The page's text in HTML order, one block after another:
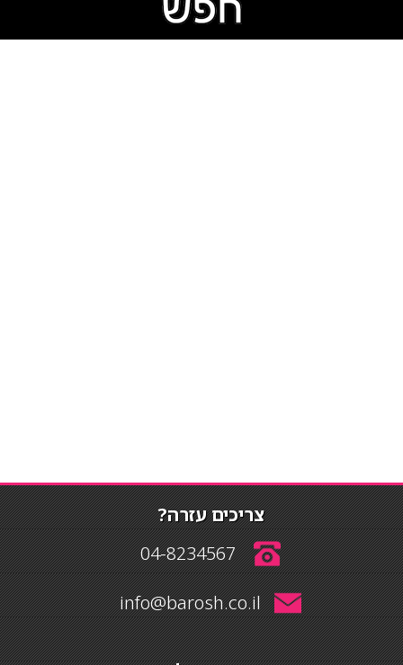
צריכים עזרה?
04-8234567
info@barosh.co.il